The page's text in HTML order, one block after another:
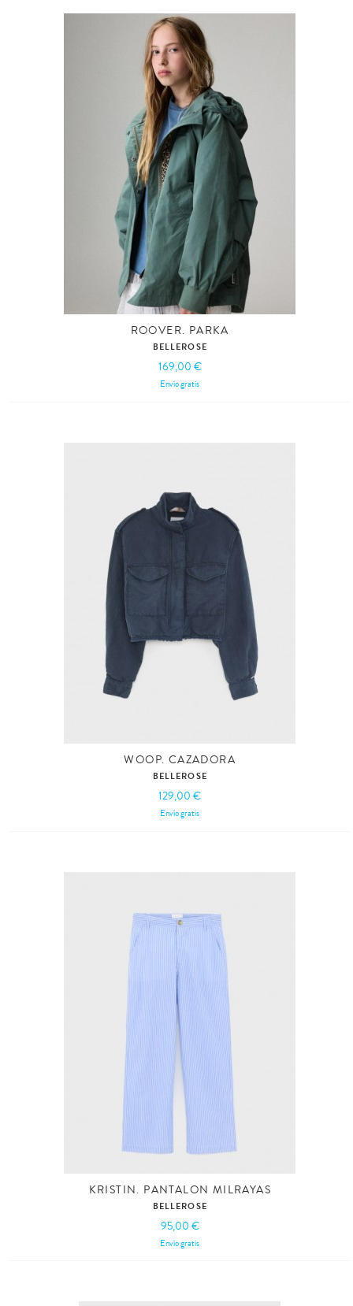
ROOVER. PARKA
BELLEROSE
169,00 €
Envío gratis
WOOP. CAZADORA
BELLEROSE
129,00 €
Envío gratis
KRISTIN. PANTALON MILRAYAS
BELLEROSE
95,00 €
Envío gratis